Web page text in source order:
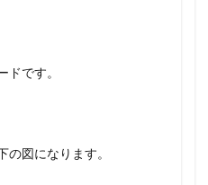
ドです。
の図になります。